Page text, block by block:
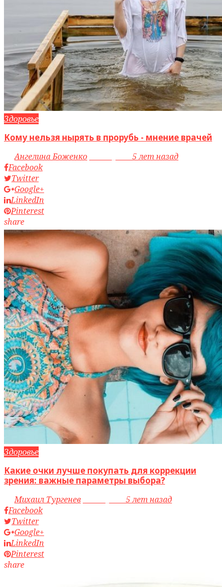
Здоровье
Кому нельзя нырять в прорубь - мнение врачей
byАнгелина Боженко
5 лет назад
Facebook
Twitter
Google+
LinkedIn
Pinterest
share
Здоровье
Какие очки лучше покупать для коррекции
зрения: важные параметры выбора?
byМихаил Тургенев
5 лет назад
Facebook
Twitter
Google+
LinkedIn
Pinterest
share